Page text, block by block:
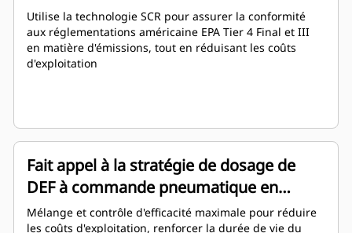
Utilise la technologie SCR pour assurer la conformité
aux réglementations américaine EPA Tier 4 Final et III
en matière d'émissions, tout en réduisant les coûts
d'exploitation
Fait appel à la stratégie de dosage de
DEF à commande pneumatique en
boucle fermée
Mélange et contrôle d'efficacité maximale pour réduire
les coûts d'exploitation, renforcer la durée de vie du